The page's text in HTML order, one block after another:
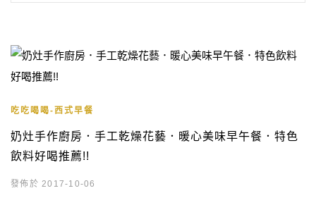
吃吃喝喝-西式早餐
奶灶手作廚房．手工乾燥花藝．暖心美味早午餐．特色
飲料好喝推薦!!
發佈於 2017-10-06